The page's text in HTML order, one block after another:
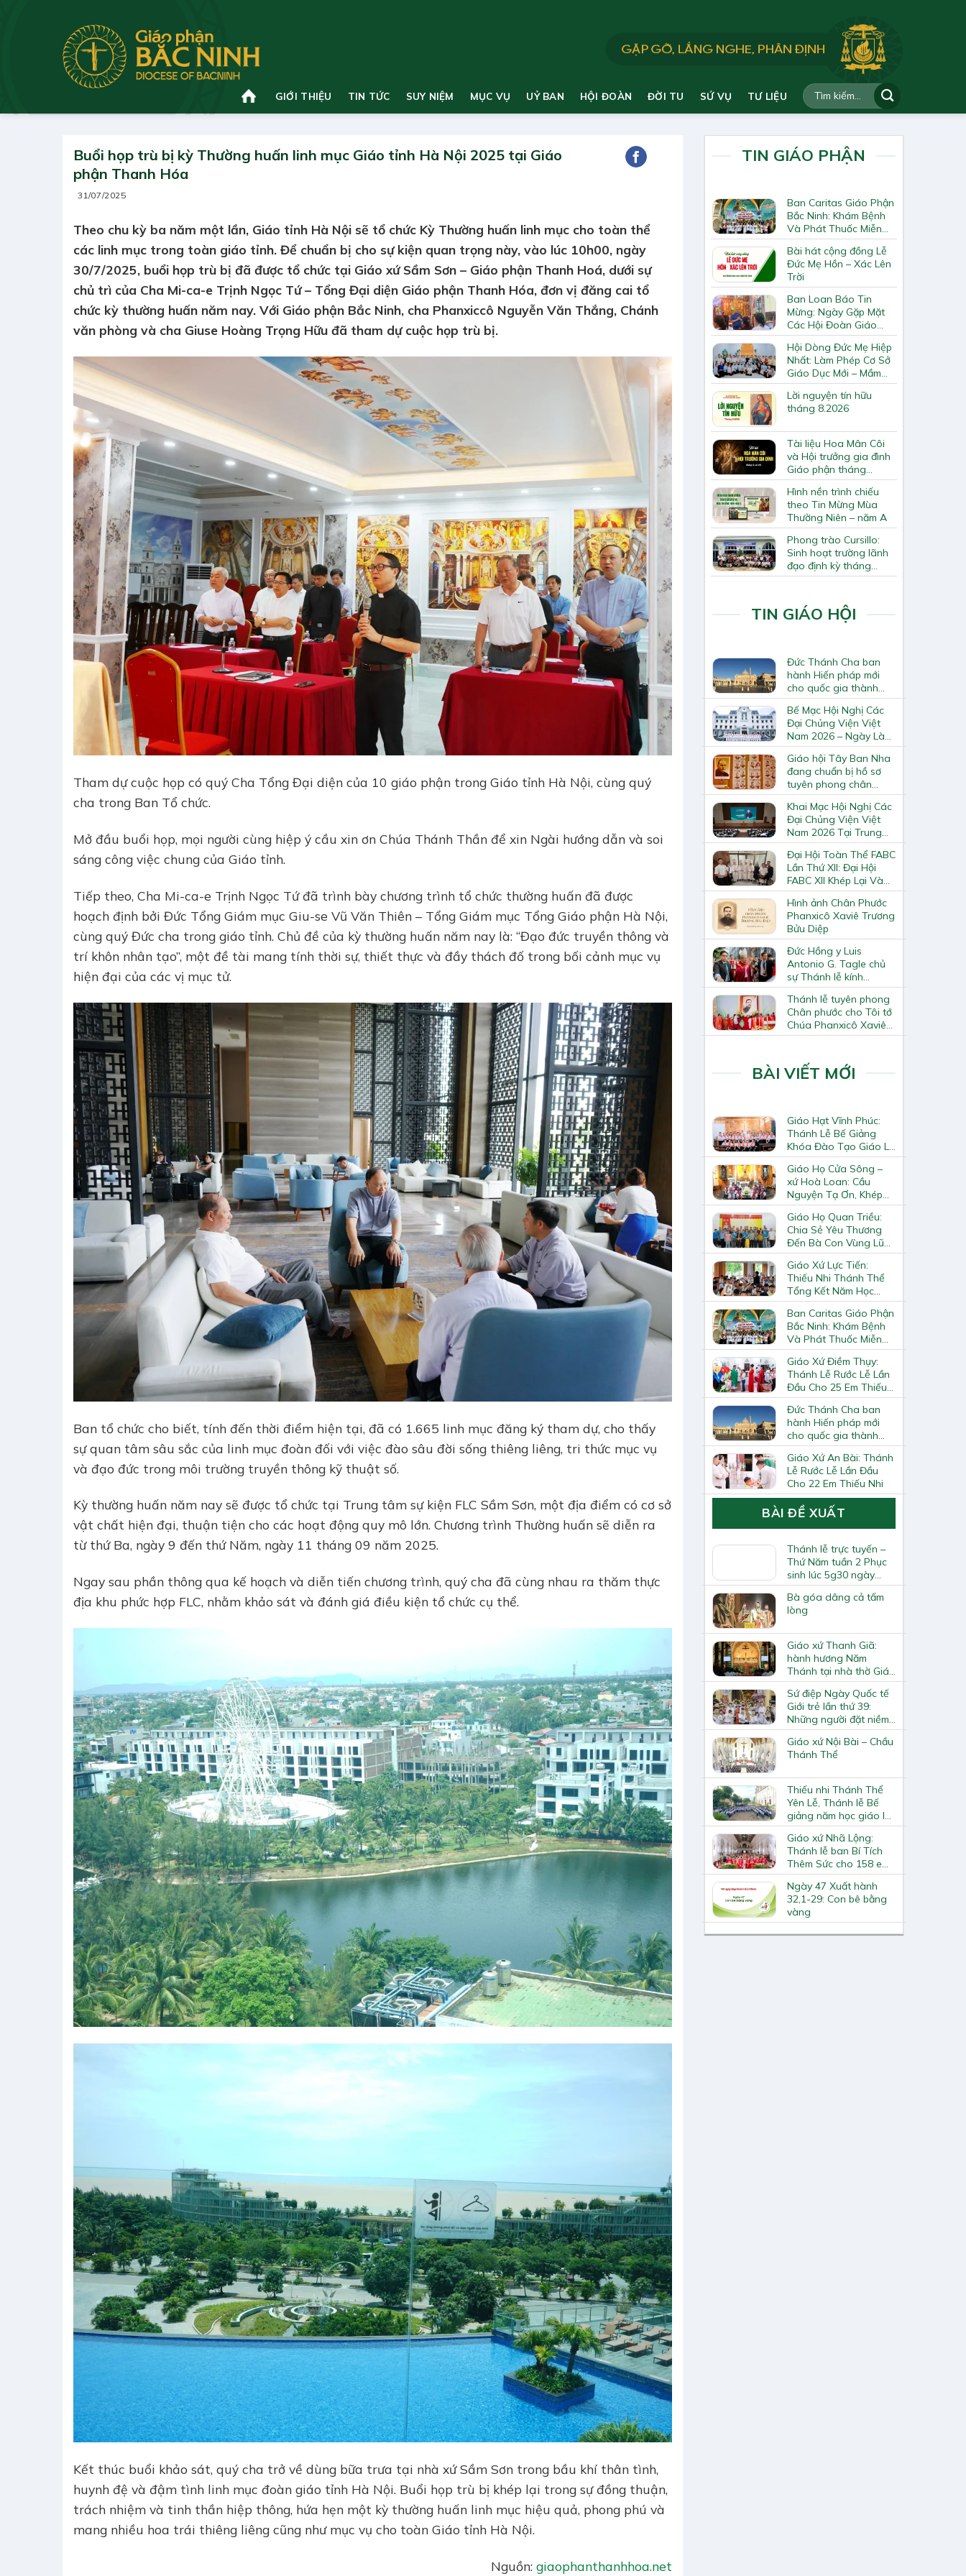
GIỚI THIỆU TIN TỨC SUY NIỆM MỤC VỤ UỶ BAN HỘI ĐOÀN ĐỜI TU SỨ VỤ TƯ LIỆU
Buổi họp trù bị kỳ Thường huấn linh mục Giáo tỉnh Hà Nội 2025 tại Giáo
phận Thanh Hóa
31/07/2025
Theo chu kỳ ba năm một lần, Giáo tỉnh Hà Nội sẽ tổ chức Kỳ Thường huấn linh mục cho toàn thể
các linh mục trong toàn giáo tỉnh. Để chuẩn bị cho sự kiện quan trọng này, vào lúc 10h00, ngày
30/7/2025, buổi họp trù bị đã được tổ chức tại Giáo xứ Sầm Sơn – Giáo phận Thanh Hoá, dưới sự
chủ trì của Cha Mi-ca-e Trịnh Ngọc Tứ – Tổng Đại diện Giáo phận Thanh Hóa, đơn vị đăng cai tổ
chức kỳ thường huấn năm nay. Với Giáo phận Bắc Ninh, cha Phanxiccô Nguyễn Văn Thắng, Chánh
văn phòng và cha Giuse Hoàng Trọng Hữu đã tham dự cuộc họp trù bị.
Tham dự cuộc họp có quý Cha Tổng Đại diện của 10 giáo phận trong Giáo tỉnh Hà Nội, cùng quý
cha trong Ban Tổ chức.
Mở đầu buổi họp, mọi người cùng hiệp ý cầu xin ơn Chúa Thánh Thần để xin Ngài hướng dẫn và soi
sáng công việc chung của Giáo tỉnh.
Tiếp theo, Cha Mi-ca-e Trịnh Ngọc Tứ đã trình bày chương trình tổ chức thường huấn đã được
hoạch định bởi Đức Tổng Giám mục Giu-se Vũ Văn Thiên – Tổng Giám mục Tổng Giáo phận Hà Nội,
cùng quý Đức cha trong giáo tỉnh. Chủ đề của kỳ thường huấn năm nay là: “Đạo đức truyền thông và
trí khôn nhân tạo”, một đề tài mang tính thời sự, thiết thực và đầy thách đố trong bối cảnh mục vụ
hiện đại của các vị mục tử.
Ban tổ chức cho biết, tính đến thời điểm hiện tại, đã có 1.665 linh mục đăng ký tham dự, cho thấy
sự quan tâm sâu sắc của linh mục đoàn đối với việc đào sâu đời sống thiêng liêng, tri thức mục vụ
và đạo đức trong môi trường truyền thông kỹ thuật số.
Kỳ thường huấn năm nay sẽ được tổ chức tại Trung tâm sự kiện FLC Sầm Sơn, một địa điểm có cơ sở
vật chất hiện đại, thuận tiện cho các hoạt động quy mô lớn. Chương trình Thường huấn sẽ diễn ra
từ thứ Ba, ngày 9 đến thứ Năm, ngày 11 tháng 09 năm 2025.
Ngay sau phần thông qua kế hoạch và diễn tiến chương trình, quý cha đã cùng nhau ra thăm thực
địa khu phức hợp FLC, nhằm khảo sát và đánh giá điều kiện tổ chức cụ thể.
Kết thúc buổi khảo sát, quý cha trở về dùng bữa trưa tại nhà xứ Sầm Sơn trong bầu khí thân tình,
huynh đệ và đậm tình linh mục đoàn giáo tỉnh Hà Nội. Buổi họp trù bị khép lại trong sự đồng thuận,
trách nhiệm và tinh thần hiệp thông, hứa hẹn một kỳ thường huấn linh mục hiệu quả, phong phú và
mang nhiều hoa trái thiêng liêng cũng như mục vụ cho toàn Giáo tỉnh Hà Nội.
Nguồn: giaophanthanhhoa.net
TIN GIÁO PHẬN
Ban Caritas Giáo Phận
Bắc Ninh: Khám Bệnh
Và Phát Thuốc Miễn
Phí Tại Giáo Xứ Đồng
Chương
Bài hát cộng đồng Lễ
Đức Mẹ Hồn – Xác Lên
Trời
Ban Loan Báo Tin
Mừng: Ngày Gặp Mặt
Các Hội Đoàn Giáo
Hạt Bắc Giang
Hội Dòng Đức Mẹ Hiệp
Nhất: Làm Phép Cơ Sở
Giáo Dục Mới – Mầm
Non Thiên Ân
Lời nguyện tín hữu
tháng 8.2026
Tài liệu Hoa Mân Côi
và Hội trưởng gia đình
Giáo phận tháng
8.2026
Hình nền trình chiếu
theo Tin Mừng Mùa
Thường Niên – năm A
Phong trào Cursillo:
Sinh hoạt trường lãnh
đạo định kỳ tháng
7/2026
TIN GIÁO HỘI
Đức Thánh Cha ban
hành Hiến pháp mới
cho quốc gia thành
Vatican
Bế Mạc Hội Nghị Các
Đại Chủng Viện Việt
Nam 2026 – Ngày Làm
Việc Cuối Cùng
Giáo hội Tây Ban Nha
đang chuẩn bị hồ sơ
tuyên phong chân
phước và phong thánh
cho 3.344 vị
Khai Mạc Hội Nghị Các
Đại Chủng Viện Việt
Nam 2026 Tại Trung
Tâm Mục Vụ Giáo
Phận Vinh
Đại Hội Toàn Thể FABC
Lần Thứ XII: Đại Hội
FABC XII Khép Lại Và
Mở Ra Một Hành Trình
Mới Cho Giáo Hội Tại
Châu Á
Hình ảnh Chân Phước
Phanxicô Xaviê Trương
Bửu Diệp
Đức Hồng y Luis
Antonio G. Tagle chủ
sự Thánh lễ kính
Thánh Tô-ma Tông đồ
tại Nhà thờ Chính tòa
Hà Nội
Thánh lễ tuyên phong
Chân phước cho Tôi tớ
Chúa Phanxicô Xaviê
Trương Bửu Diệp
BÀI VIẾT MỚI
Giáo Hạt Vĩnh Phúc:
Thánh Lễ Bế Giảng
Khóa Đào Tạo Giáo Lý
Viên – Huynh Trưởng
Cấp II
Giáo Họ Cửa Sông –
xứ Hoà Loan: Cầu
Nguyện Tạ Ơn, Khép
Lại Khóa Huấn Luyện
Giáo Lý Viên Cấp II
Giáo Họ Quan Triều:
Chia Sẻ Yêu Thương
Đến Bà Con Vùng Lũ
Lai Châu
Giáo Xứ Lực Tiến:
Thiếu Nhi Thánh Thể
Tổng Kết Năm Học
Giáo Lý
Ban Caritas Giáo Phận
Bắc Ninh: Khám Bệnh
Và Phát Thuốc Miễn
Phí Tại Giáo Xứ Đồng
Chương
Giáo Xứ Điềm Thụy:
Thánh Lễ Rước Lễ Lần
Đầu Cho 25 Em Thiếu
Nhi
Đức Thánh Cha ban
hành Hiến pháp mới
cho quốc gia thành
Vatican
Giáo Xứ An Bài: Thánh
Lễ Rước Lễ Lần Đầu
Cho 22 Em Thiếu Nhi
BÀI ĐỀ XUẤT
Thánh lễ trực tuyến –
Thứ Năm tuần 2 Phục
sinh lúc 5g30 ngày
23.4.2020
Bà góa dâng cả tấm
lòng
Giáo xứ Thanh Giã:
hành hương Năm
Thánh tại nhà thờ Giáo
xứ Thiết Nham
Sứ điệp Ngày Quốc tế
Giới trẻ lần thứ 39:
Những người đặt niềm
hy vọng nơi Chúa sẽ
tiến bước không mệt
mỏi (x. Is 40, 31)
Giáo xứ Nội Bài – Chầu
Thánh Thể
Thiếu nhi Thánh Thể
Yên Lễ, Thánh lễ Bế
giảng năm học giáo lý
2024-2025
Giáo xứ Nhã Lộng:
Thánh lễ ban Bí Tích
Thêm Sức cho 158 em
thiếu nhi
Ngày 47 Xuất hành
32,1-29: Con bê bằng
vàng